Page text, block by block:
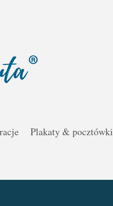
Plakaty & pocztówki